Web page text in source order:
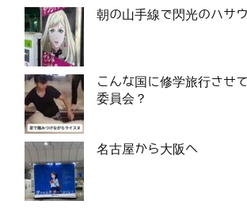
朝の山手線で閃光のハサ
こんな国に修学旅行させ
委員会？
名古屋から大阪へ